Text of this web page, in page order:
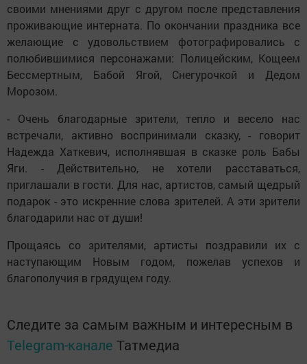
своими мнениями друг с другом после представления
проживающие интерната. По окончании праздника все
желающие с удовольствием фотографировались с
полюбившимися персонажами: Полицейским, Кощеем
Бессмертным, Бабой Ягой, Снегурочкой и Дедом
Морозом.
- Очень благодарные зрители, тепло и весело нас
встречали, активно воспринимали сказку, - говорит
Надежда Хаткевич, исполнявшая в сказке роль Бабы
Яги. - Действительно, не хотели расставаться,
приглашали в гости. Для нас, артистов, самый щедрый
подарок - это искренние слова зрителей. А эти зрители
благодарили нас от души!
Прощаясь со зрителями, артисты поздравили их с
наступающим Новым годом, пожелав успехов и
благополучия в грядущем году.
Следите за самым важным и интересным в
Telegram-канале Татмедиа